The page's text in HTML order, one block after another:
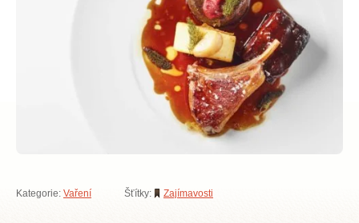
Kategorie: Vaření Šťítky: Zajímavosti